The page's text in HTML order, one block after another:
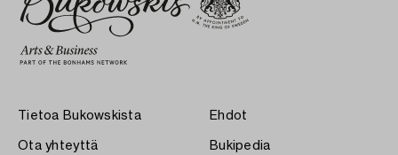
Tietoa Bukowskista
Ota yhteyttä
Ehdot
Bukipedia